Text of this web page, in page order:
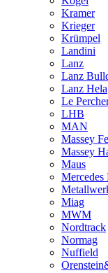
Kramer
Krieger
Krümpel
Landini
Lanz
Lanz
Lanz Hela
Le
LHB
MAN
Massey
Massey
Maus
Mercedes
Miag
MWM
Nordtrack
Normag
Nuffield